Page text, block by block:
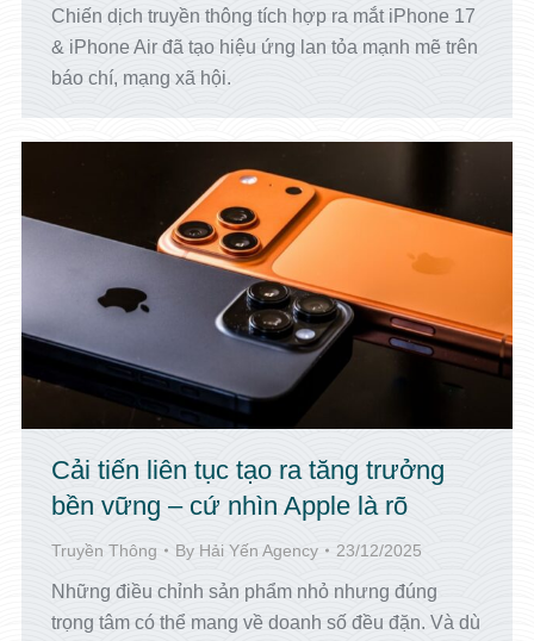
Chiến dịch truyền thông tích hợp ra mắt iPhone 17
& iPhone Air đã tạo hiệu ứng lan tỏa mạnh mẽ trên
báo chí, mạng xã hội.
Cải tiến liên tục tạo ra tăng trưởng
bền vững – cứ nhìn Apple là rõ
Truyền Thông By Hải Yến Agency 23/12/2025
Những điều chỉnh sản phẩm nhỏ nhưng đúng
trọng tâm có thể mang về doanh số đều đặn. Và dù